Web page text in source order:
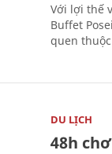
Với lợi thế
Buffet
quen
DU LỊCH
48h